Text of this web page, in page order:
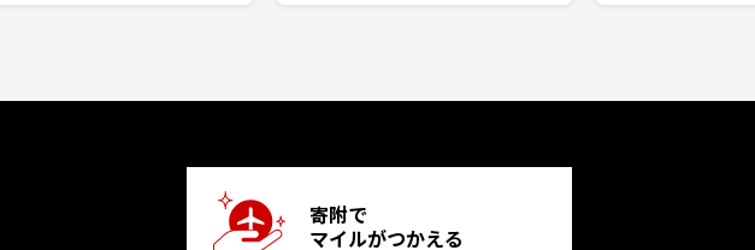
寄附で
マイルがつかえる